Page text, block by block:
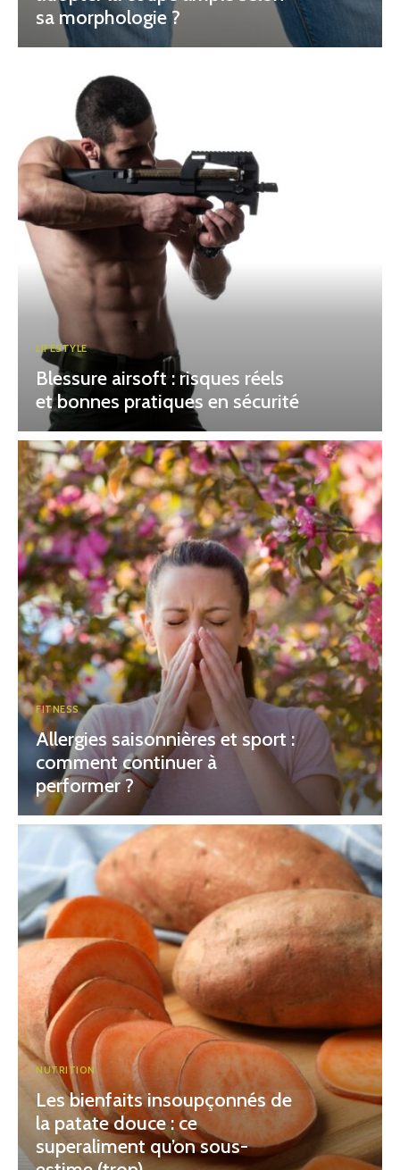
sa morphologie ?
LIFESTYLE
Blessure airsoft : risques réels
et bonnes pratiques en sécurité
FITNESS
Allergies saisonnières et sport :
comment continuer à
performer ?
NUTRITION
Les bienfaits insoupçonnés de
la patate douce : ce
superaliment qu’on sous-